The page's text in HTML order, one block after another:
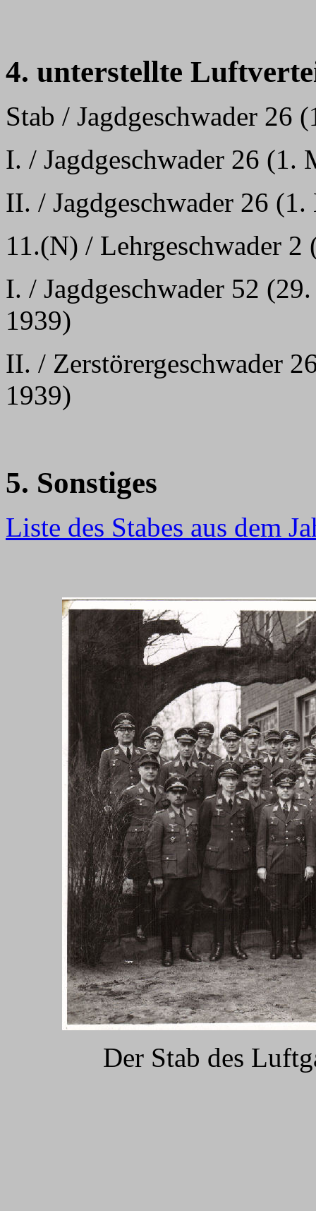
4. unterstellte
Stab / Jagdgeschwader
I. / Jagdgeschwader 26
II. / Jagdgeschwader 26
11.(N) / Lehrgeschwader 2
I. / Jagdgeschwader 52
1939)
II. / Zerstörergeschwader
1939)
5. Sonstiges
Liste des Stabes aus dem
Der Stab des